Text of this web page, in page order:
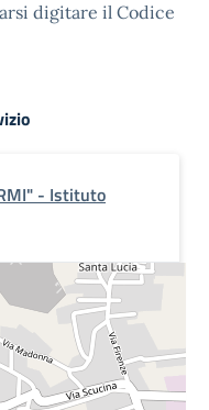
digitare il Codice
- Istituto